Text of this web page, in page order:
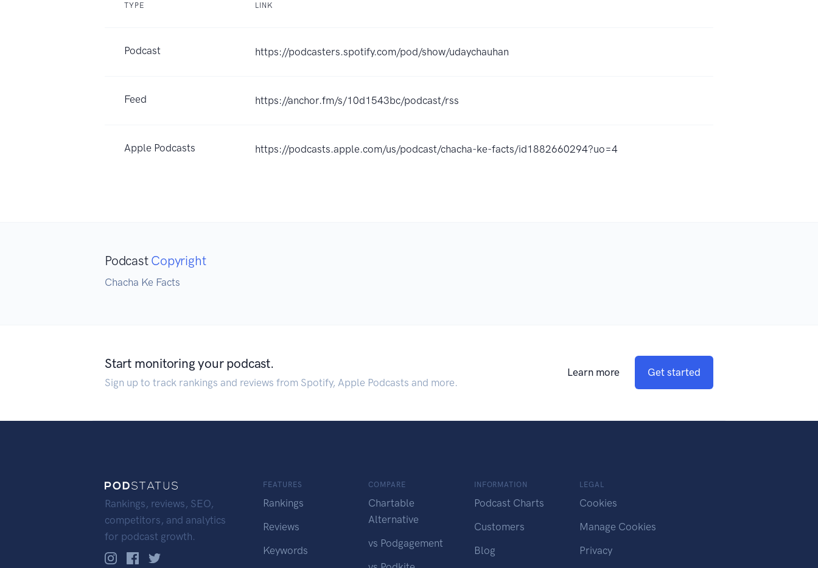
TYPE LINK
Podcast https://podcasters.spotify.com/pod/show/udaychauhan
Feed https://anchor.fm/s/10d1543bc/podcast/rss
Apple Podcasts https://podcasts.apple.com/us/podcast/chacha-ke-facts/id1882660294?uo=4
Podcast Copyright
Chacha Ke Facts
Start monitoring your podcast.
Sign up to track rankings and reviews from Spotify, Apple Podcasts and more.
Learn more Get started
Rankings, reviews, SEO,
competitors, and analytics
for podcast growth.
FEATURES
Rankings
Reviews
Keywords
COMPARE
Chartable
Alternative
vs Podgagement
INFORMATION
Podcast Charts
Customers
Blog
LEGAL
Cookies
Manage Cookies
Privacy